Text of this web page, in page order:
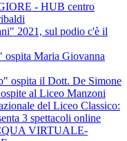
- HUB centro
2021, sul podio c'è il
ospita Maria Giovanna
ospita il Dott. De Simone
al Liceo Manzoni
del Liceo Classico:
3 spettacoli online
VIRTUALE-